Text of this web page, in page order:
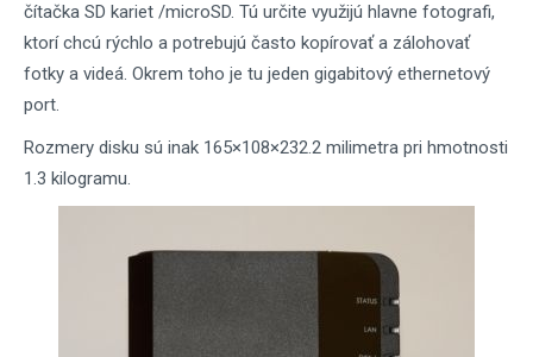
čítačka SD kariet /microSD. Tú určite využijú hlavne fotografi,
ktorí chcú rýchlo a potrebujú často kopírovať a zálohovať
fotky a videá. Okrem toho je tu jeden gigabitový ethernetový
port.
Rozmery disku sú inak 165×108×232.2 milimetra pri hmotnosti
1.3 kilogramu.